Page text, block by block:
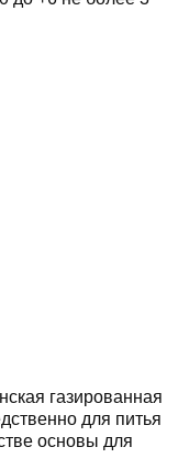
газированная
для питья
основы для